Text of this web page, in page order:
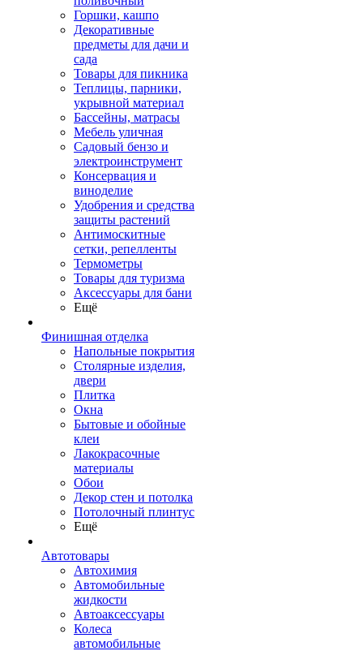
Горшки, кашпо
Декоративные
предметы для дачи и
сада
Товары для пикника
Теплицы, парники,
укрывной материал
Бассейны, матрасы
Мебель уличная
Садовый бензо и
электроинструмент
Консервация и
виноделие
Удобрения и средства
защиты растений
Антимоскитные
сетки, репелленты
Термометры
Товары для туризма
Аксессуары для бани
Ещё
Финишная отделка
Напольные покрытия
Столярные изделия,
двери
Плитка
Окна
Бытовые и обойные
клеи
Лакокрасочные
материалы
Обои
Декор стен и потолка
Потолочный плинтус
Ещё
Автотовары
Автохимия
Автомобильные
жидкости
Автоаксессуары
Колеса
автомобильные